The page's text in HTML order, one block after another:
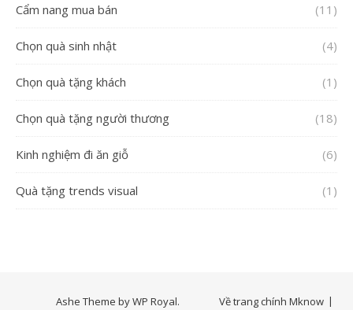
Cẩm nang mua bán (11)
Chọn quà sinh nhật (4)
Chọn quà tặng khách (1)
Chọn quà tặng người thương (18)
Kinh nghiệm đi ăn giỗ (6)
Quà tặng trends visual (1)
Về trang chính Mknow
Ashe Theme byWP Royal.